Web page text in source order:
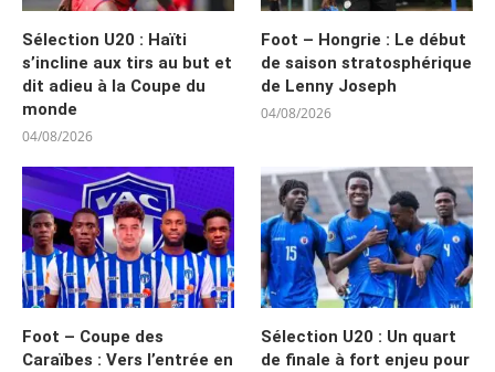
Sélection U20 : Haïti
s’incline aux tirs au but et
dit adieu à la Coupe du
monde
04/08/2026
Foot – Hongrie : Le début
de saison stratosphérique
de Lenny Joseph
04/08/2026
Foot – Coupe des
Caraïbes : Vers l’entrée en
Sélection U20 : Un quart
de finale à fort enjeu pour